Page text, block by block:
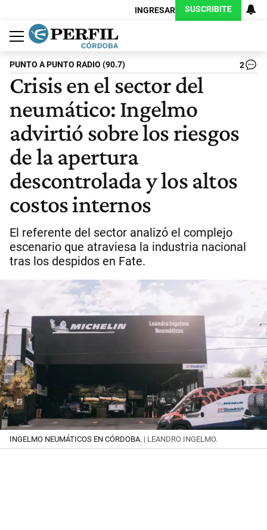
INGRESAR SUSCRIBITE
Política
Economía
Judiciales
Sociedad
Cultura
Espectáculos
Deportes
Protagonistas
PUNTO A PUNTO RADIO (90.7) 2
Crisis en el sector del
neumático: Ingelmo
advirtió sobre los riesgos
de la apertura
descontrolada y los altos
costos internos
El referente del sector analizó el complejo
escenario que atraviesa la industria nacional
tras los despidos en Fate.
INGELMO NEUMÁTICOS EN CÓRDOBA. | LEANDRO INGELMO.